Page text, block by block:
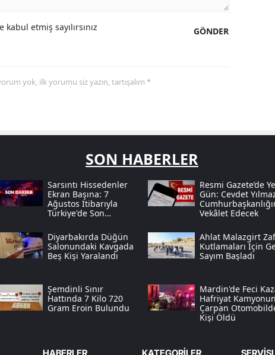
GÖNDER
kabul etmiş sayılırsınız
yok, ilk yorumu siz yazın, tartışalım *
SON HABERLER
Sarsıntı Hissedenler
Ekran Başına: 7
Ağustos Itibarıyla
Türkiye'de Son
Resmi Gazete’de
Gün: Cevdet
Vekâlet Edecek
Diyarbakırda Düğün
Salonundaki Kavgada
Beş Kişi Yaralandı
Ahlat Malazgirt
Kutlamaları Için
Sayım Başladı
Şemdinli Sınır
Hattında 7 Kilo 720
Gram Eroin Bulundu
Mardin'de Feci
Hafriyat
Çarpan
Kişi Öldü